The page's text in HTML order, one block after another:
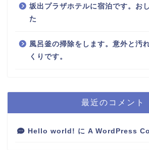
坂出プラザホテルに宿泊です。お
た
風呂釜の掃除をします。意外と汚
くりです。
最近のコメント
Hello world! に A WordPress